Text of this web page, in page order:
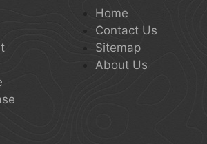
Home
Contact Us
Sitemap
About Us